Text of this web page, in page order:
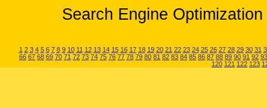
Search Engine
1 2 3 4 5 6 7 8 9 10 11 12 13 14 15 16 17 18 19 20 21 22 23 24 25 26 27 28 29 30 31
66 67 68 69 70 71 72 73 74 75 76 77 78 79 80 81 82 83 84 85 86 87 88 89 90 91 92 93
120 121 122 123